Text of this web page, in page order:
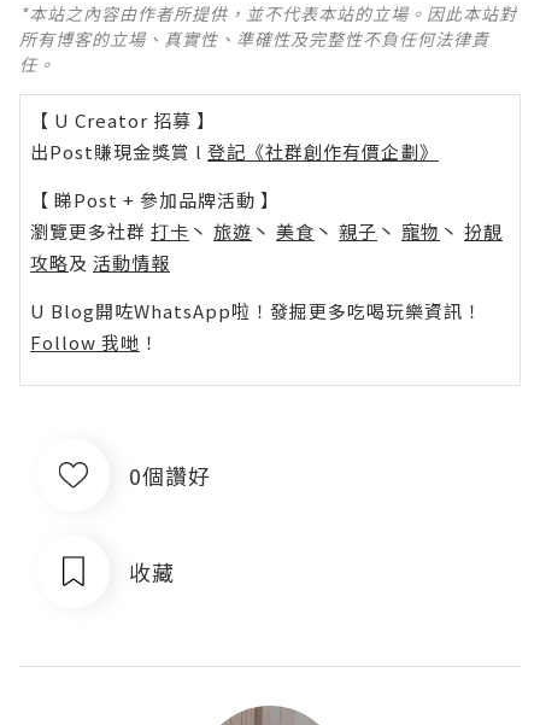
*本站之內容由作者所提供，並不代表本站的立場。因此本站對
所有博客的立場、真實性、準確性及完整性不負任何法律責
任。
【 U Creator 招募 】
出Post賺現金獎賞 l 登記《社群創作有價企劃》
【 睇Post + 參加品牌活動 】
瀏覽更多社群 打卡 丶 旅遊 丶 美食 丶 親子 丶 寵物 丶 扮靚
攻略及 活動情報
U Blog開咗WhatsApp啦！發掘更多吃喝玩樂資訊！
Follow 我哋 ！
0個讚好
收藏